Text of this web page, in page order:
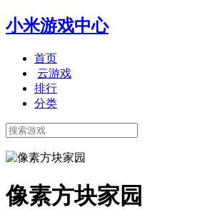
小米游戏中心
首页
云游戏
排行
分类
像素方块家园